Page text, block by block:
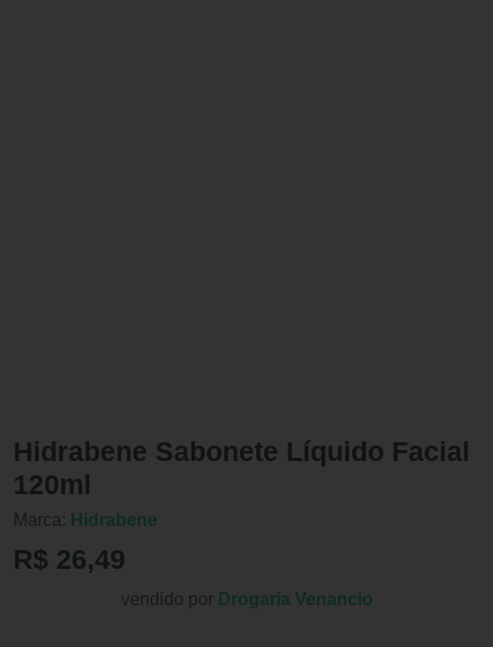
Hidrabene Sabonete Líquido Facial
120ml
Marca: Hidrabene
R$ 26,49
vendido por Drogaria Venancio